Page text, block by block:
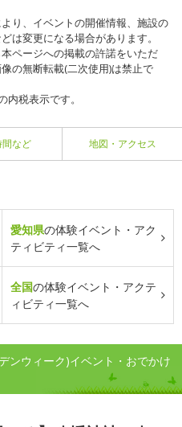
り、イベントの開催情報、施設の
は変更になる場合があります。
ページへの掲載の許諾をいただ
の無断転載(二次使用)は禁止で
税表示です。
など 地図・アクセス
愛知県の体験イベント・アク
ティビティ一覧へ
全国の体験イベント・アクテ
ィビティ一覧へ
ンウィーク)イベント・おでかけ